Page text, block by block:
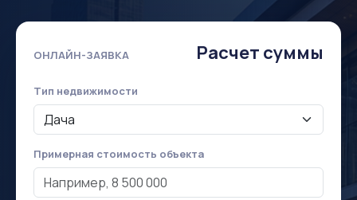
ОНЛАЙН-ЗАЯВКА Расчет суммы
Тип недвижимости
Примерная стоимость объекта